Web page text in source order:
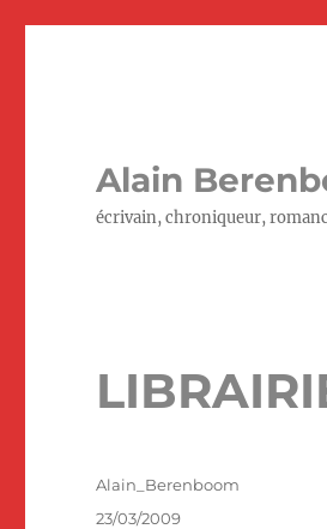
Alain
écrivain, chroniqueur,
Auteur
Alain_Berenboom
Publié
23/03/2009